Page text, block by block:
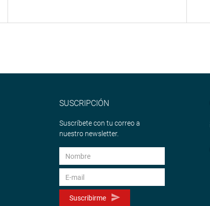
SUSCRIPCIÓN
Suscríbete con tu correo a
nuestro newsletter.
Suscribirme